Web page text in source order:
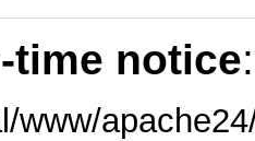
time notice
www/